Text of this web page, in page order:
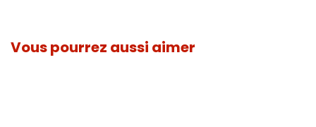
Vous pourrez aussi aimer